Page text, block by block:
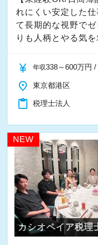
れにくい安定した
て⻑期的な視野で
りも人柄とやる気を
currency_yen 年収338～600万円 /
place 東京都港区
content_paste 税理士法人
NEW
カシオペイア税理